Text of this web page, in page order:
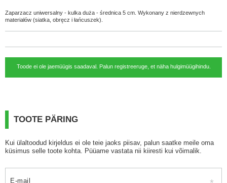
Zaparzacz uniwersalny - kulka duża - średnica 5 cm. Wykonany z nierdzewnych
materiałów (siatka, obręcz i łańcuszek).
Toode ei ole jaemüügis saadaval. Palun registreeruge, et näha hulgimüügihindu.
TOOTE PÄRING
Kui ülaltoodud kirjeldus ei ole teie jaoks piisav, palun saatke meile oma
küsimus selle toote kohta. Püüame vastata nii kiiresti kui võimalik.
E-mail